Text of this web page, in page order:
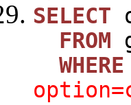
SELECT
FROM
WHERE